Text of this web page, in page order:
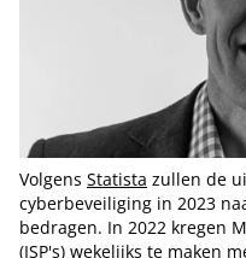
Volgens Statista zullen de
cyberbeveiliging in 2023
bedragen. In 2022 kregen
(ISP's) wekelijks te maken